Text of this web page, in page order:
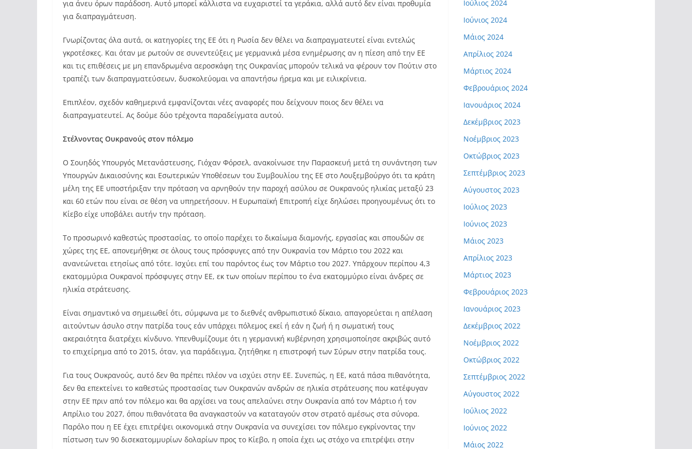
για άνευ όρων παράδοση. Αυτό μπορεί κάλλιστα να ευχαριστεί τα γεράκια, αλλά αυτό δεν είναι προθυμία
για διαπραγμάτευση.
Γνωρίζοντας όλα αυτά, οι κατηγορίες της ΕΕ ότι η Ρωσία δεν θέλει να διαπραγματευτεί είναι εντελώς
γκροτέσκες. Και όταν με ρωτούν σε συνεντεύξεις με γερμανικά μέσα ενημέρωσης αν η πίεση από την ΕΕ
και τις επιθέσεις με μη επανδρωμένα αεροσκάφη της Ουκρανίας μπορούν τελικά να φέρουν τον Πούτιν στο
τραπέζι των διαπραγματεύσεων, δυσκολεύομαι να απαντήσω ήρεμα και με ειλικρίνεια.
Επιπλέον, σχεδόν καθημερινά εμφανίζονται νέες αναφορές που δείχνουν ποιος δεν θέλει να
διαπραγματευτεί. Ας δούμε δύο τρέχοντα παραδείγματα αυτού.
Στέλνοντας Ουκρανούς στον πόλεμο
Ο Σουηδός Υπουργός Μετανάστευσης, Γιόχαν Φόρσελ, ανακοίνωσε την Παρασκευή μετά τη συνάντηση των
Υπουργών Δικαιοσύνης και Εσωτερικών Υποθέσεων του Συμβουλίου της ΕΕ στο Λουξεμβούργο ότι τα κράτη
μέλη της ΕΕ υποστήριξαν την πρόταση να αρνηθούν την παροχή ασύλου σε Ουκρανούς ηλικίας μεταξύ 23
και 60 ετών που είναι σε θέση να υπηρετήσουν. Η Ευρωπαϊκή Επιτροπή είχε δηλώσει προηγουμένως ότι το
Κίεβο είχε υποβάλει αυτήν την πρόταση.
Το προσωρινό καθεστώς προστασίας, το οποίο παρέχει το δικαίωμα διαμονής, εργασίας και σπουδών σε
χώρες της ΕΕ, απονεμήθηκε σε όλους τους πρόσφυγες από την Ουκρανία τον Μάρτιο του 2022 και
ανανεώνεται ετησίως από τότε. Ισχύει επί του παρόντος έως τον Μάρτιο του 2027. Υπάρχουν περίπου 4,3
εκατομμύρια Ουκρανοί πρόσφυγες στην ΕΕ, εκ των οποίων περίπου το ένα εκατομμύριο είναι άνδρες σε
ηλικία στράτευσης.
Είναι σημαντικό να σημειωθεί ότι, σύμφωνα με το διεθνές ανθρωπιστικό δίκαιο, απαγορεύεται η απέλαση
αιτούντων άσυλο στην πατρίδα τους εάν υπάρχει πόλεμος εκεί ή εάν η ζωή ή η σωματική τους
ακεραιότητα διατρέχει κίνδυνο. Υπενθυμίζουμε ότι η γερμανική κυβέρνηση χρησιμοποίησε ακριβώς αυτό
το επιχείρημα από το 2015, όταν, για παράδειγμα, ζητήθηκε η επιστροφή των Σύρων στην πατρίδα τους.
Για τους Ουκρανούς, αυτό δεν θα πρέπει πλέον να ισχύει στην ΕΕ. Συνεπώς, η ΕΕ, κατά πάσα πιθανότητα,
δεν θα επεκτείνει το καθεστώς προστασίας των Ουκρανών ανδρών σε ηλικία στράτευσης που κατέφυγαν
στην ΕΕ πριν από τον πόλεμο και θα αρχίσει να τους απελαύνει στην Ουκρανία από τον Μάρτιο ή τον
Απρίλιο του 2027, όπου πιθανότατα θα αναγκαστούν να καταταγούν στον στρατό αμέσως στα σύνορα.
Παρόλο που η ΕΕ έχει επιτρέψει οικονομικά στην Ουκρανία να συνεχίσει τον πόλεμο εγκρίνοντας την
πίστωση των 90 δισεκατομμυρίων δολαρίων προς το Κίεβο, η οποία έχει ως στόχο να επιτρέψει στην
Ιούλιος 2024
Ιούνιος 2024
Μάιος 2024
Απρίλιος 2024
Μάρτιος 2024
Φεβρουάριος 2024
Ιανουάριος 2024
Δεκέμβριος 2023
Νοέμβριος 2023
Οκτώβριος 2023
Σεπτέμβριος 2023
Αύγουστος 2023
Ιούλιος 2023
Ιούνιος 2023
Μάιος 2023
Απρίλιος 2023
Μάρτιος 2023
Φεβρουάριος 2023
Ιανουάριος 2023
Δεκέμβριος 2022
Νοέμβριος 2022
Οκτώβριος 2022
Σεπτέμβριος 2022
Αύγουστος 2022
Ιούλιος 2022
Ιούνιος 2022
Μάιος 2022